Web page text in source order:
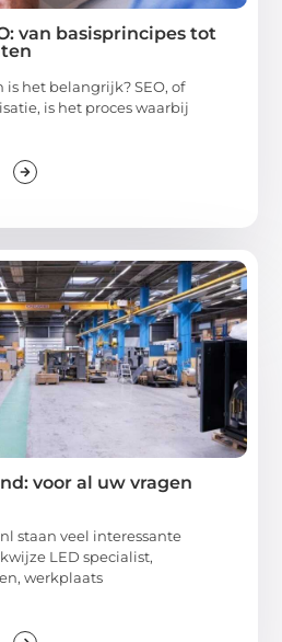
van basisprincipes tot
is het belangrijk? SEO, of
is het proces waarbij
voor al uw vragen
staan veel interessante
LED specialist,
werkplaats